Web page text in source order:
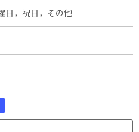
日，祝日，その他